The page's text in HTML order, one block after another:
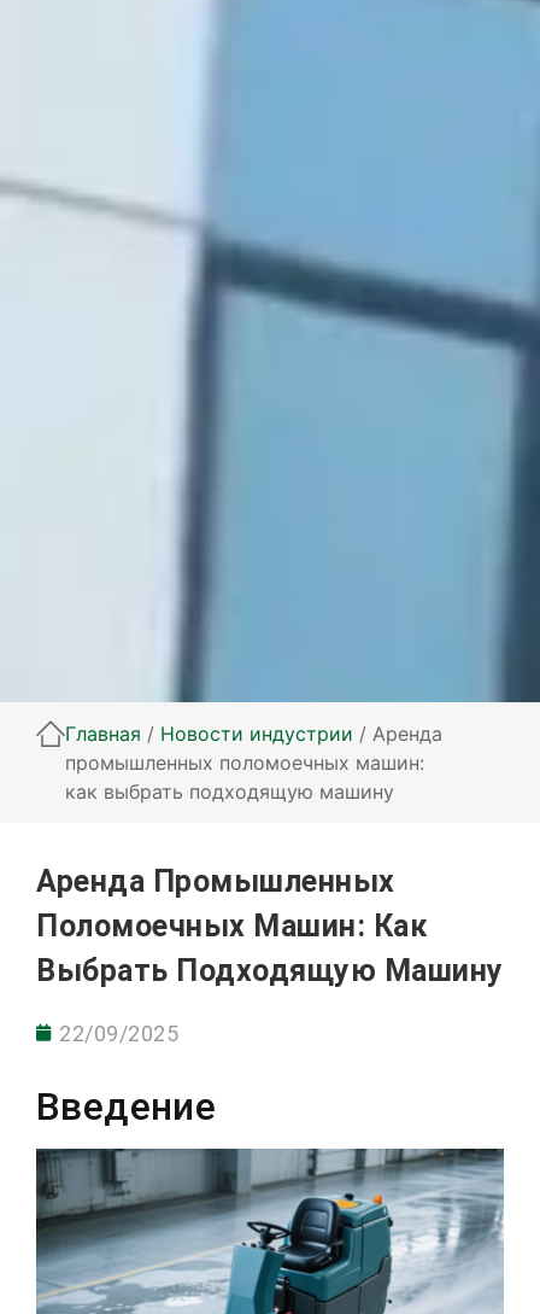
Главная / Новости индустрии / Аренда
промышленных поломоечных машин:
как выбрать подходящую машину
Аренда Промышленных
Поломоечных Машин: Как
Выбрать Подходящую Машину
22/09/2025
Введение